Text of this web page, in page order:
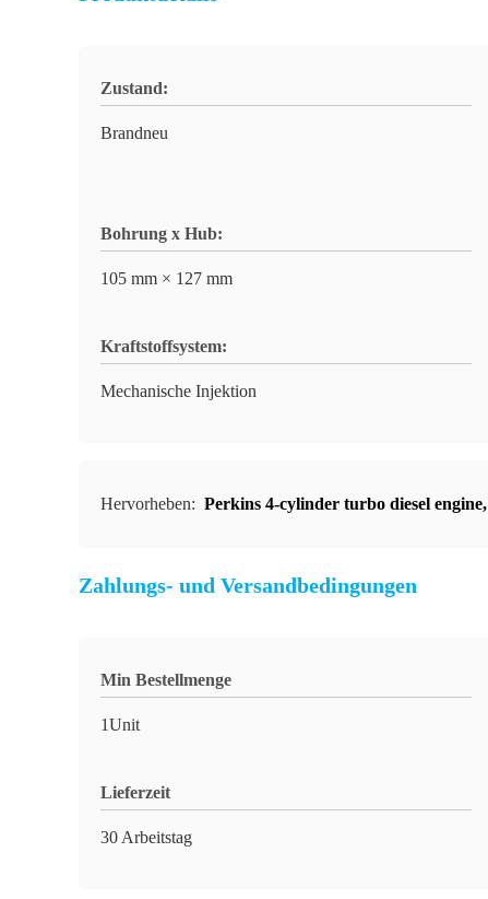
Zustand:
Brandneu
Bohrung x Hub:
105 mm × 127 mm
Kraftstoffsystem:
Mechanische Injektion
Hervorheben: Perkins 4-cylinder turbo diesel engine,
Zahlungs- und Versandbedingungen
Min Bestellmenge
1Unit
Lieferzeit
30 Arbeitstag